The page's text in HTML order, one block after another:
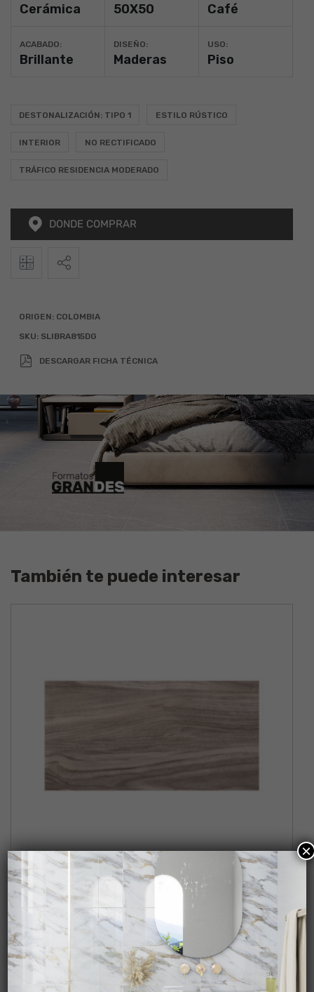
Cerámica 50X50 Café
ACABADO:
Brillante
DISEÑO:
Maderas
USO:
Piso
DESTONALIZACIÓN: TIPO 1 ESTILO RÚSTICO
INTERIOR NO RECTIFICADO
TRÁFICO RESIDENCIA MODERADO
DONDE COMPRAR
Calculadora Alto
ORIGEN: COLOMBIA
SKU: SLIBRA815DG
DESCARGAR FICHA TÉCNICA
También te puede interesar
NOGAL HUMO
×